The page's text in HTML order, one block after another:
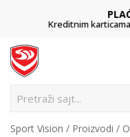
Kreditnim
Pretraži sajt...
Sport Vision Proizvodi